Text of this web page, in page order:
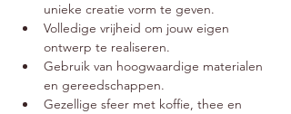
unieke creatie vorm te geven.
Volledige vrijheid om jouw eigen
ontwerp te realiseren.
Gebruik van hoogwaardige materialen
en gereedschappen.
Gezellige sfeer met koffie, thee en